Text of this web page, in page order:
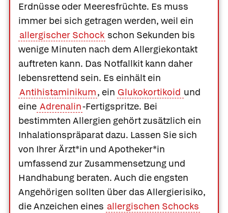
Erdnüsse oder Meeresfrüchte. Es muss
immer bei sich getragen werden, weil ein
allergischer Schock schon Sekunden bis
wenige Minuten nach dem Allergiekontakt
auftreten kann. Das Notfallkit kann daher
lebensrettend sein. Es einhält ein
Antihistaminikum, ein Glukokortikoid und
eine Adrenalin-Fertigspritze. Bei
bestimmten Allergien gehört zusätzlich ein
Inhalationspräparat dazu. Lassen Sie sich
von Ihrer Ärzt*in und Apotheker*in
umfassend zur Zusammensetzung und
Handhabung beraten. Auch die engsten
Angehörigen sollten über das Allergierisiko,
die Anzeichen eines allergischen Schocks